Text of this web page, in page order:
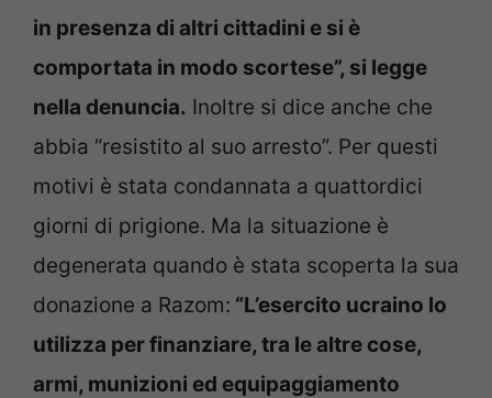
in presenza di altri cittadini e si è
comportata in modo scortese”, si legge
nella denuncia. Inoltre si dice anche che
abbia “resistito al suo arresto”. Per questi
motivi è stata condannata a quattordici
giorni di prigione. Ma la situazione è
degenerata quando è stata scoperta la sua
donazione a Razom: “L’esercito ucraino lo
utilizza per finanziare, tra le altre cose,
armi, munizioni ed equipaggiamento